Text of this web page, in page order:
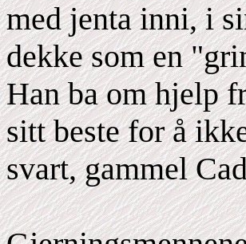
med jenta inni, i
dekke som en
Han ba om hjelp
sitt beste for å
svart, gammel